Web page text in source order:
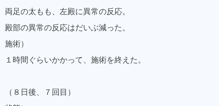
両足の太もも、左殿に異常の反応。
殿部の異常の反応はだいぶ減った。
施術）
１時間ぐらいかかって、施術を終えた。
（８日後、７回目）